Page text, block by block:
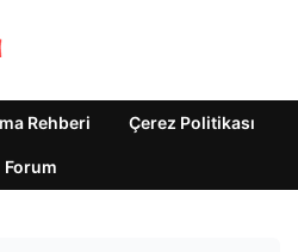
Rehberi Çerez Politikası
Forum